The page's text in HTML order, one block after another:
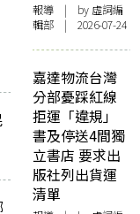
報導 | by 虛詞編
輯部 | 2026-07-24
嘉達物流台灣
分部憂踩紅線
拒運「違規」
書及停送4間獨
立書店 要求出
版社列出貨運
清單